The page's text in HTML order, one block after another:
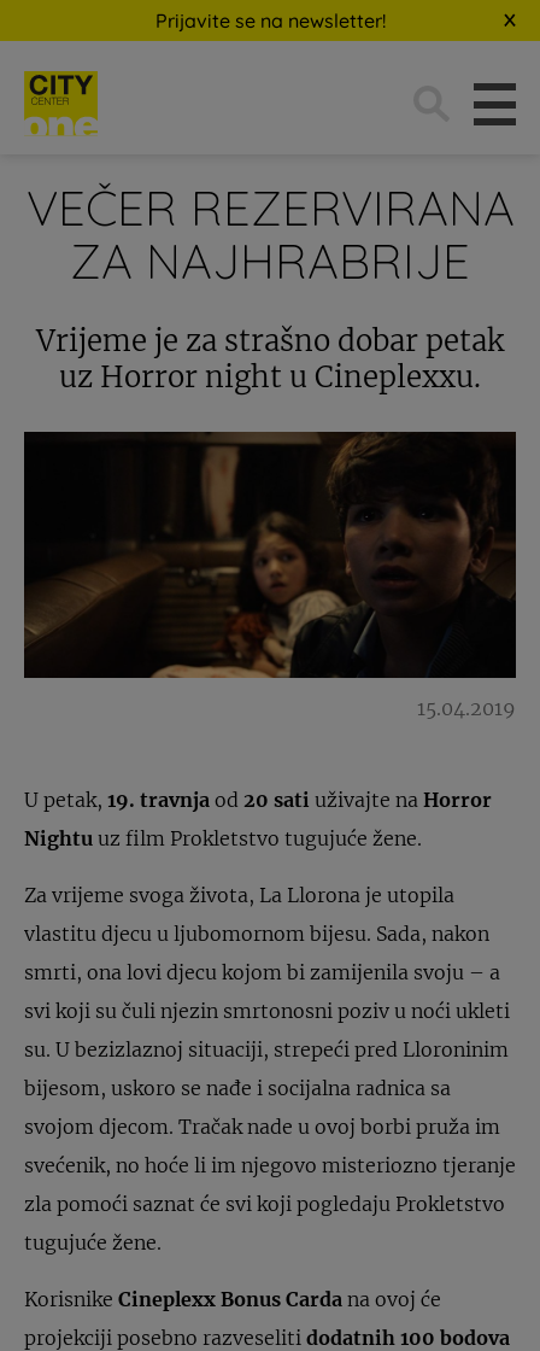
Prijavite se na newsletter!
VEČER REZERVIRANA
ZA NAJHRABRIJE
Vrijeme je za strašno dobar petak
uz Horror night u Cineplexxu.
15.04.2019
U petak, 19. travnja od 20 sati uživajte na Horror
Nightu uz film Prokletstvo tugujuće žene.
Za vrijeme svoga života, La Llorona je utopila
vlastitu djecu u ljubomornom bijesu. Sada, nakon
smrti, ona lovi djecu kojom bi zamijenila svoju – a
svi koji su čuli njezin smrtonosni poziv u noći ukleti
su. U bezizlaznoj situaciji, strepeći pred Lloroninim
bijesom, uskoro se nađe i socijalna radnica sa
svojom djecom. Tračak nade u ovoj borbi pruža im
svećenik, no hoće li im njegovo misteriozno tjeranje
zla pomoći saznat će svi koji pogledaju Prokletstvo
tugujuće žene.
Korisnike Cineplexx Bonus Carda na ovoj će
projekciji posebno razveseliti dodatnih 100 bodova